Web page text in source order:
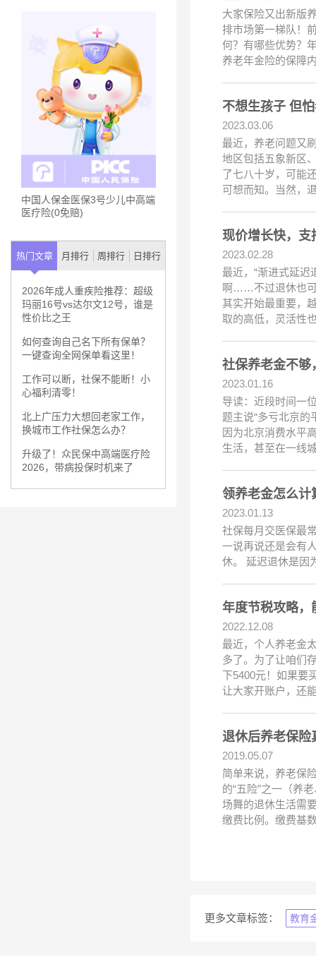
中国人保金医保3号少儿中高端
医疗险(0免赔)
热门文章 月排行 周排行 日排行
2026年成人重疾险推荐：超级
玛丽16号vs达尔文12号，谁是
性价比之王
如何查询自己名下所有保单？
一键查询全网保单看这里！
工作可以断，社保不能断！小
心福利清零！
北上广压力大想回老家工作，
换城市工作社保怎么办？
升级了！众民保中高端医疗险
2026，带病投保时机来了
大家保险又出新版
排市场第一梯队！
何？有哪些优势？
养老年金险的保障
不想生孩子 但
2023.03.06
最近，养老问题又
地区包括五象新区
了七八十岁，可能
可想而知。当然，
现价增长快，支
2023.02.28
最近，“渐进式延迟
啊……不过退休也可
其实开始最重要，
取的高低，灵活性
社保养老金不够
2023.01.16
导读：近段时间一
题主说“多亏北京的
因为北京消费水平
生活，甚至在一线
领养老金怎么计
2023.01.13
社保每月交医保最
一说再说还是会有
休。 延迟退休是因
年度节税攻略，
2022.12.08
最近，个人养老金
多了。为了让咱们
下5400元！如果要
让大家开账户，还
退休后养老保险
2019.05.07
简单来说，养老保
的“五险”之一（养
场舞的退休生活需
缴费比例。缴费基
更多文章标签： 教育